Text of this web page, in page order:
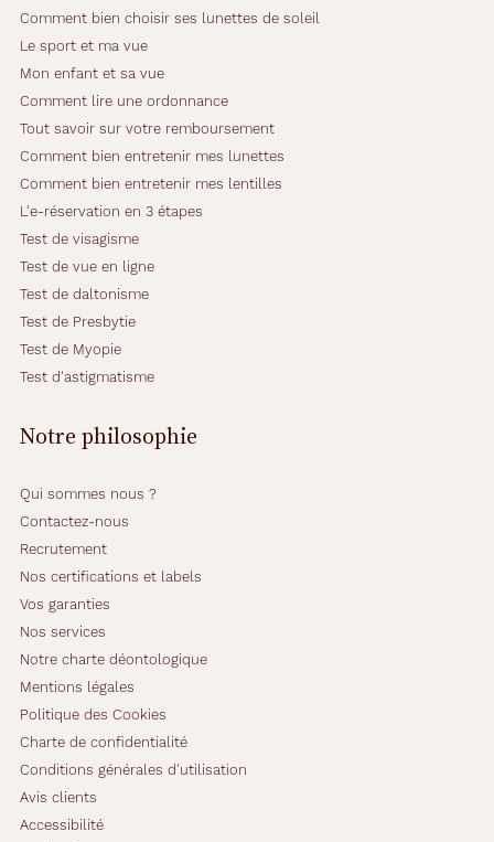
Comment bien choisir ses lunettes de soleil
Le sport et ma vue
Mon enfant et sa vue
Comment lire une ordonnance
Tout savoir sur votre remboursement
Comment bien entretenir mes lunettes
Comment bien entretenir mes lentilles
L'e-réservation en 3 étapes
Test de visagisme
Test de vue en ligne
Test de daltonisme
Test de Presbytie
Test de Myopie
Test d'astigmatisme
Notre philosophie
Qui sommes nous ?
Contactez-nous
Recrutement
Nos certifications et labels
Vos garanties
Nos services
Notre charte déontologique
Mentions légales
Politique des Cookies
Charte de confidentialité
Conditions générales d'utilisation
Avis clients
Accessibilité